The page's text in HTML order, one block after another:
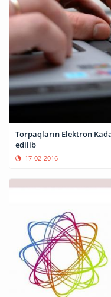
Torpaqların Elektron
edilib
17-02-2016